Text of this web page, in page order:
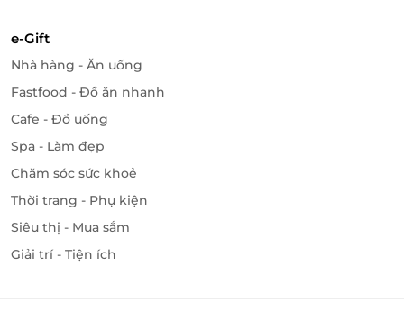
e-Gift
Nhà hàng - Ăn uống
Fastfood - Đồ ăn nhanh
Cafe - Đồ uống
Spa - Làm đẹp
Chăm sóc sức khoẻ
Thời trang - Phụ kiện
Siêu thị - Mua sắm
Giải trí - Tiện ích